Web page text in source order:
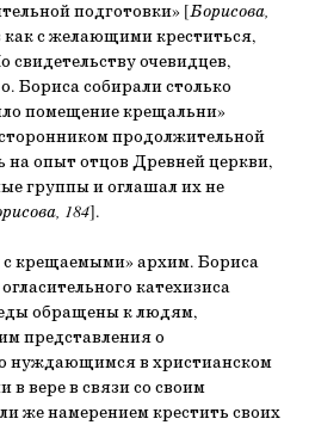
подготовки» [Борисова,
как с желающими креститься,
очевидцев,
Бориса собирали столько
помещение крещальни»
продолжительной
на опыт отцов Древней церкви,
группы и оглашал их не
184].
с крещаемыми» архим. Бориса
катехизиса
обращены к людям,
представления о
нуждающимся в христианском
в вере в связи со своим
же намерением крестить своих